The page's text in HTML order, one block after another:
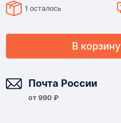
1 осталось
В корзину
Почта России
от 990 ₽